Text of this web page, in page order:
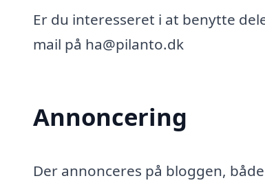
Er du interesseret i at benytte
mail på ha@pilanto.dk
Annoncering
Der annonceres på bloggen,